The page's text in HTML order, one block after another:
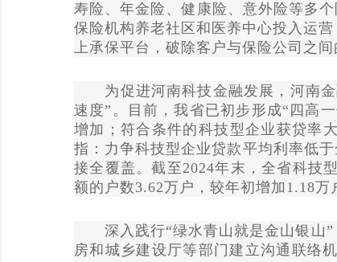
寿险、年金险、健康险、意外险等多
保险机构养老社区和医养中心投入运
上承保平台，破除客户与保险公司之
为促进河南科技金融发展，河南金
速度”。目前，我省已初步形成“四高
增加；符合条件的科技型企业获贷率
指：力争科技型企业贷款平均利率低
接全覆盖。截至2024年末，全省科技
额的户数3.62万户，较年初增加1.18万
深入践行“绿水青山就是金山银山
房和城乡建设厅等部门建立沟通联络